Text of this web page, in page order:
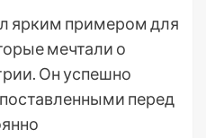
ярким примером для
мечтали о
Он успешно
перед